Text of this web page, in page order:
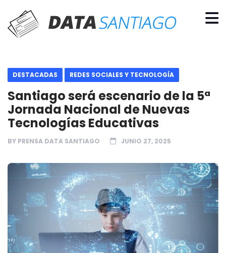
DESTACADAS REDES SOCIALES Y TECNOLOGÍA
Santiago será escenario de la 5ª
Jornada Nacional de Nuevas
Tecnologías Educativas
BY PRENSA DATA SANTIAGO JUNIO 27, 2025